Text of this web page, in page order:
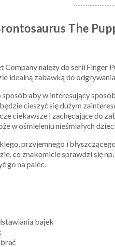
The
należy do serii
idealną zabawką do
aby w interesujący
cieszyć się dużym
ciekawsze i zachęcające do
w ośmieleniu nieśmiałych dzieci.
przyjemnego i
co znakomicie sprawdzi się
go na palec.
bajek